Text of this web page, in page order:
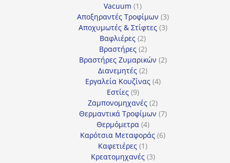
Vacuum 11
προϊόν
Αποξηραντές Τροφίμων 33
προϊόντα
Αποχυμωτές & Στίφτες 33
Βαφλιέρες 22
προϊόντα
Βραστήρες 22
προϊόντα
Βραστήρες Ζυμαρικών 22
Διανεμητές 22
προϊόντα
Εργαλεία Κουζίνας 44
Εστίες 99
προϊόντα
Ζαμπονομηχανές 22
προϊόντα
Θερμαντικά Τροφίμων 77
Θερμόμετρα 44
προϊόντα
Καρότσια Μεταφοράς 66
Καφετιέρες 11
προϊόν
Κρεατομηχανές 33